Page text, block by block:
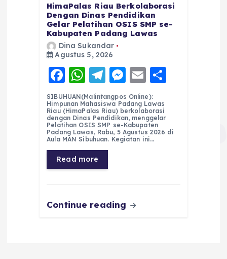
HimaPalas Riau Berkolaborasi
Dengan Dinas Pendidikan
Gelar Pelatihan OSIS SMP se-
Kabupaten Padang Lawas
Dina Sukandar
Agustus 5, 2026
F
a
c
e
b
o
o
k
W
h
a
ts
A
p
p
T
el
e
g
r
a
m
M
e
ss
e
n
E
m
ai
l
re
SIBUHUAN(Malintangpos Online):
Himpunan Mahasiswa Padang Lawas
Riau (HimaPalas Riau) berkolaborasi
dengan Dinas Pendidikan, menggelar
Pelatihan OSIS SMP se-Kabupaten
Padang Lawas, Rabu, 5 Agustus 2026 di
Aula MAN Sibuhuan. Kegiatan ini…
Read more
Continue reading